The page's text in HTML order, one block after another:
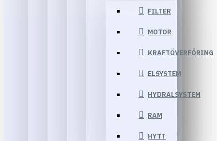
FILTER
MOTOR
KRAFTÖVERFÖRING
ELSYSTEM
HYDRALSYSTEM
RAM
HYTT